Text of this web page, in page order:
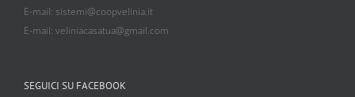
E-mail: sistemi@coopvelinia.it
E-mail: veliniacasatua@gmail.com
SEGUICI SU FACEBOOK